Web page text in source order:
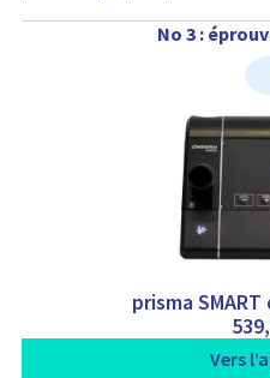
No 3 :
prisma
Vers